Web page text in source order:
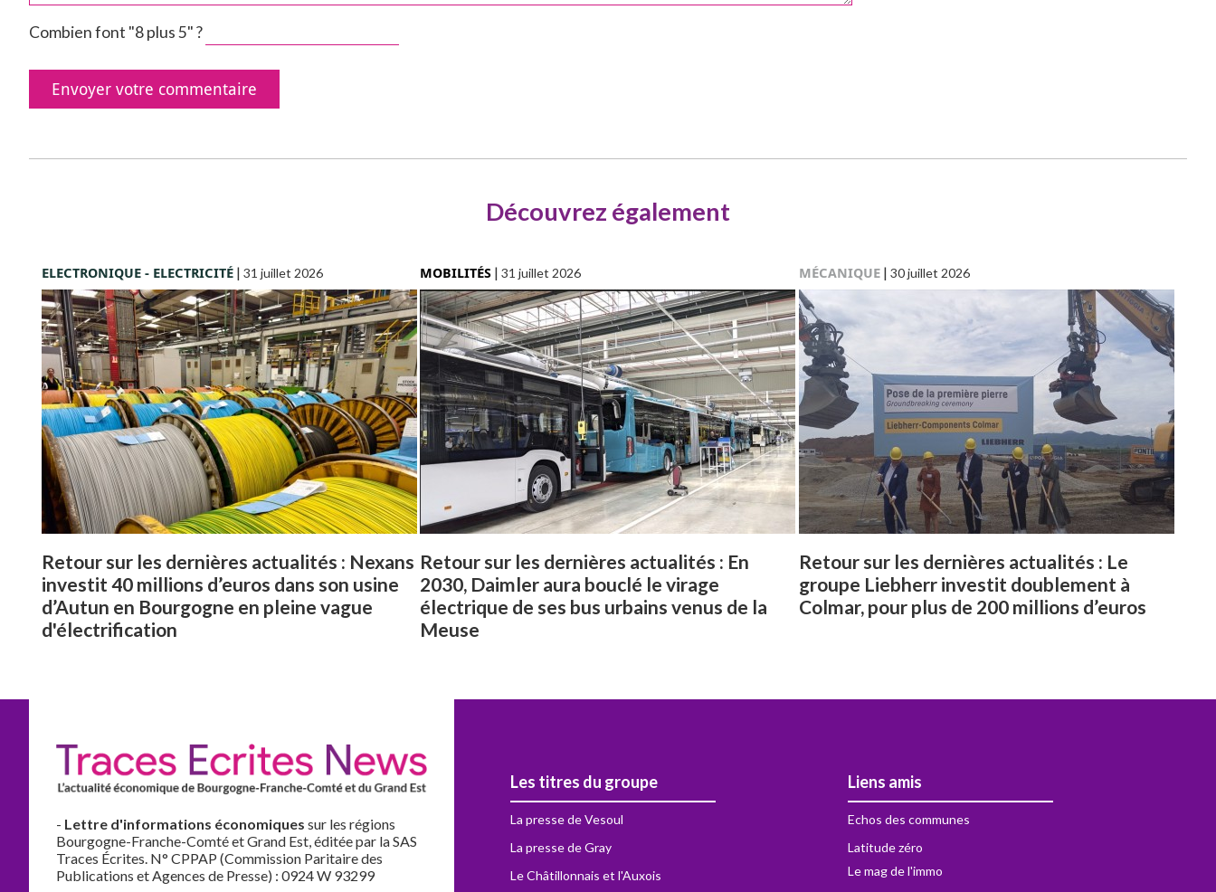
Combien font "8 plus 5" ?
Découvrez également
ELECTRONIQUE - ELECTRICITÉ |31 juillet 2026
Retour sur les dernières actualités : Nexans
investit 40 millions d’euros dans son usine
d’Autun en Bourgogne en pleine vague
d'électrification
MOBILITÉS |31 juillet 2026
Retour sur les dernières actualités : En
2030, Daimler aura bouclé le virage
électrique de ses bus urbains venus de la
Meuse
MÉCANIQUE| 30 juillet 2026
Retour sur les dernières actualités : Le
groupe Liebherr investit doublement à
Colmar, pour plus de 200 millions d’euros
- Lettre d'informations économiques sur les régions
Bourgogne-Franche-Comté et Grand Est, éditée par la SAS
Traces Écrites. N° CPPAP (Commission Paritaire des
Publications et Agences de Presse) : 0924 W 93299
Les titres du groupe
La presse de Vesoul
La presse de Gray
Le Châtillonnais et l'Auxois
Liens amis
Echos des communes
Latitude zéro
Le mag de l'immo